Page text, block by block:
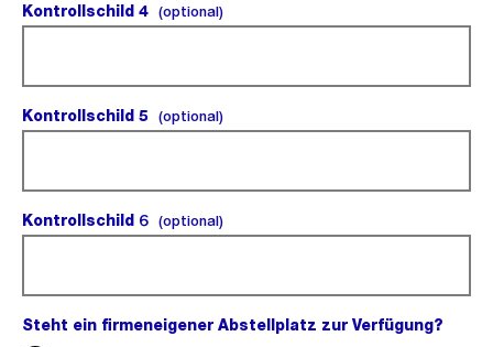
Kontrollschild 4 (optional)(optional).
Kontrollschild 5 (optional)(optional).
Kontrollschild 6 (optional)(optional).
Steht ein firmeneigener Abstellplatz zur Verfügung?